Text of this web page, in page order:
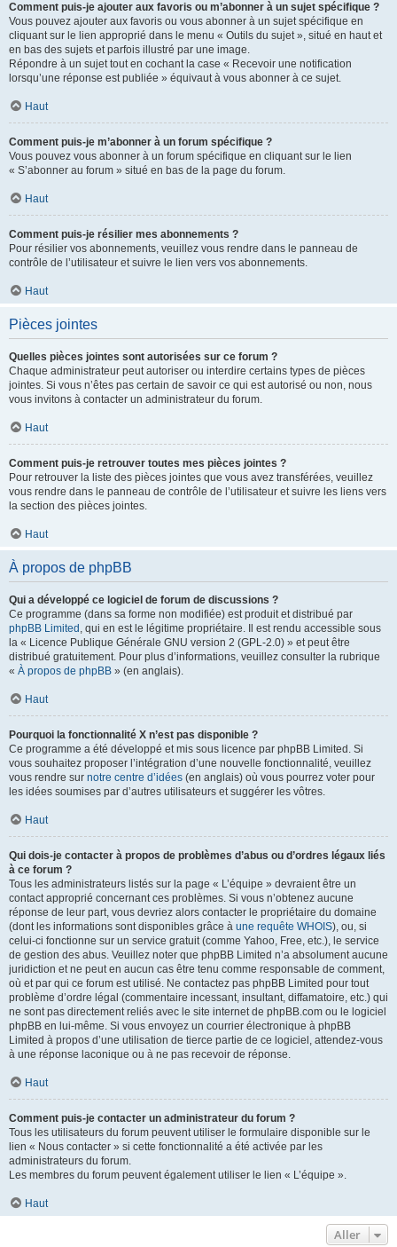
Comment puis-je ajouter aux favoris ou m’abonner à un sujet spécifique ?
Vous pouvez ajouter aux favoris ou vous abonner à un sujet spécifique en
cliquant sur le lien approprié dans le menu « Outils du sujet », situé en haut et
en bas des sujets et parfois illustré par une image.
Répondre à un sujet tout en cochant la case « Recevoir une notification
lorsqu’une réponse est publiée » équivaut à vous abonner à ce sujet.
Haut
Comment puis-je m’abonner à un forum spécifique ?
Vous pouvez vous abonner à un forum spécifique en cliquant sur le lien
« S’abonner au forum » situé en bas de la page du forum.
Haut
Comment puis-je résilier mes abonnements ?
Pour résilier vos abonnements, veuillez vous rendre dans le panneau de
contrôle de l’utilisateur et suivre le lien vers vos abonnements.
Haut
Pièces jointes
Quelles pièces jointes sont autorisées sur ce forum ?
Chaque administrateur peut autoriser ou interdire certains types de pièces
jointes. Si vous n’êtes pas certain de savoir ce qui est autorisé ou non, nous
vous invitons à contacter un administrateur du forum.
Haut
Comment puis-je retrouver toutes mes pièces jointes ?
Pour retrouver la liste des pièces jointes que vous avez transférées, veuillez
vous rendre dans le panneau de contrôle de l’utilisateur et suivre les liens vers
la section des pièces jointes.
Haut
À propos de phpBB
Qui a développé ce logiciel de forum de discussions ?
Ce programme (dans sa forme non modifiée) est produit et distribué par
phpBB Limited , qui en est le légitime propriétaire. Il est rendu accessible sous
la « Licence Publique Générale GNU version 2 (GPL-2.0) » et peut être
distribué gratuitement. Pour plus d’informations, veuillez consulter la rubrique
« À propos de phpBB » (en anglais).
Haut
Pourquoi la fonctionnalité X n’est pas disponible ?
Ce programme a été développé et mis sous licence par phpBB Limited. Si
vous souhaitez proposer l’intégration d’une nouvelle fonctionnalité, veuillez
vous rendre sur notre centre d’idées (en anglais) où vous pourrez voter pour
les idées soumises par d’autres utilisateurs et suggérer les vôtres.
Haut
Qui dois-je contacter à propos de problèmes d’abus ou d’ordres légaux liés
à ce forum ?
Tous les administrateurs listés sur la page « L’équipe » devraient être un
contact approprié concernant ces problèmes. Si vous n’obtenez aucune
réponse de leur part, vous devriez alors contacter le propriétaire du domaine
(dont les informations sont disponibles grâce à une requête WHOIS), ou, si
celui-ci fonctionne sur un service gratuit (comme Yahoo, Free, etc.), le service
de gestion des abus. Veuillez noter que phpBB Limited n’a absolument aucune
juridiction et ne peut en aucun cas être tenu comme responsable de comment,
où et par qui ce forum est utilisé. Ne contactez pas phpBB Limited pour tout
problème d’ordre légal (commentaire incessant, insultant, diffamatoire, etc.) qui
ne sont pas directement reliés avec le site internet de phpBB.com ou le logiciel
phpBB en lui-même. Si vous envoyez un courrier électronique à phpBB
Limited à propos d’une utilisation de tierce partie de ce logiciel, attendez-vous
à une réponse laconique ou à ne pas recevoir de réponse.
Haut
Comment puis-je contacter un administrateur du forum ?
Tous les utilisateurs du forum peuvent utiliser le formulaire disponible sur le
lien « Nous contacter » si cette fonctionnalité a été activée par les
administrateurs du forum.
Les membres du forum peuvent également utiliser le lien « L’équipe ».
Haut
Aller